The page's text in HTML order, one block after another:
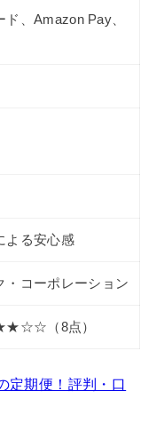
ド、Amazon Pay、
よる安心感
・コーポレーション
（8点）
定期便！評判・口